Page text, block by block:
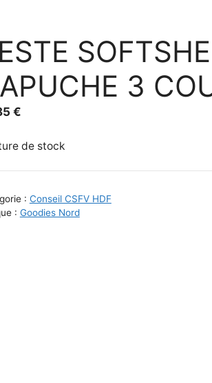
3
€
de stock
: Conseil CSFV HDF
: Goodies Nord